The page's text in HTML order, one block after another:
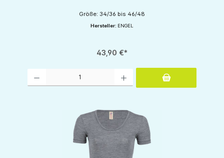
Größe: 34/36 bis 46/48
Hersteller: ENGEL
43,90 €*